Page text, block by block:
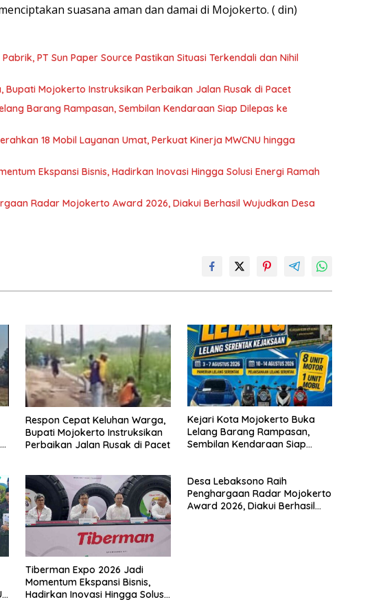
suasana aman dan damai di Mojokerto. ( din)
PT Sun Paper Source Pastikan Situasi Terkendali dan Nihil
Bupati Mojokerto Instruksikan Perbaikan Jalan Rusak di Pacet
Barang Rampasan, Sembilan Kendaraan Siap Dilepas ke
18 Mobil Layanan Umat, Perkuat Kinerja MWCNU hingga
Ekspansi Bisnis, Hadirkan Inovasi Hingga Solusi Energi Ramah
Radar Mojokerto Award 2026, Diakui Berhasil Wujudkan Desa
Respon Cepat Keluhan Warga,
Bupati Mojokerto Instruksikan
Perbaikan Jalan Rusak di Pacet
Kejari Kota Mojokerto Buka
Lelang Barang Rampasan,
Sembilan Kendaraan Siap
Tiberman Expo 2026 Jadi
Momentum Ekspansi Bisnis,
Hadirkan Inovasi Hingga Solusi
Desa Lebaksono Raih
Penghargaan Radar Mojokerto
Award 2026, Diakui Berhasil